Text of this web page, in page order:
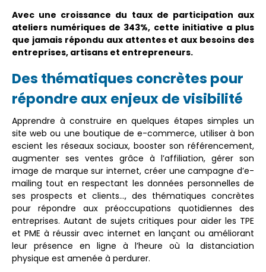
Avec une croissance du taux de participation aux
ateliers numériques de 343%, cette initiative a plus
que jamais répondu aux attentes et aux besoins des
entreprises, artisans et entrepreneurs.
Des thématiques concrètes pour
répondre aux enjeux de visibilité
Apprendre à construire en quelques étapes simples un
site web ou une boutique de e-commerce, utiliser à bon
escient les réseaux sociaux, booster son référencement,
augmenter ses ventes grâce à l’affiliation, gérer son
image de marque sur internet, créer une campagne d’e-
mailing tout en respectant les données personnelles de
ses prospects et clients…, des thématiques concrètes
pour répondre aux préoccupations quotidiennes des
entreprises. Autant de sujets critiques pour aider les TPE
et PME à réussir avec internet en lançant ou améliorant
leur présence en ligne à l’heure où la distanciation
physique est amenée à perdurer.